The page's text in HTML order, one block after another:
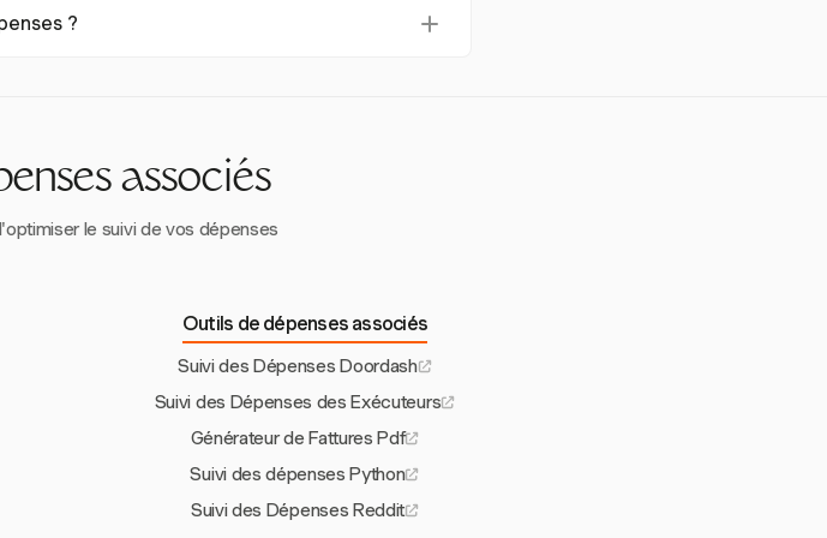
d'ajuster proactivement leurs dépenses et d'optimiser
?
associés
le suivi de vos dépenses
Outils de dépenses associés
Suivi des Dépenses Doordash
Suivi des Dépenses des Exécuteurs
Générateur de Fattures Pdf
Suivi des dépenses Python
Suivi des Dépenses Reddit